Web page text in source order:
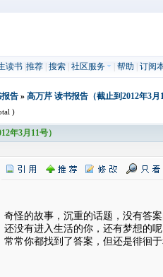
读书| 推荐| 搜索| 社区服务 帮助 订阅
告» 高万芹 读书报告（截止到2012年3月
)
年3月11号）
奇怪的故事，沉重的话题，没有答
还没有进入生活的你，还有梦想的
常常你都找到了答案，但还是徘徊